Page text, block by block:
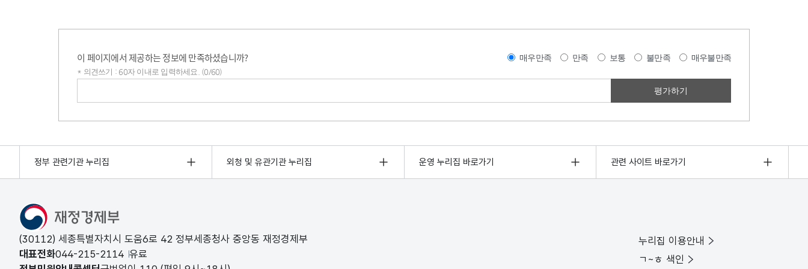
이 페이지에서 제공하는 정보에 만족하셨습니까? 매우만족 만족 보통 불만족 매우불만족
* 의견쓰기 : 60자 이내로 입력하세요. (0/60)
정부 관련기관 누리집 외청 및 유관기관 누리집 운영 누리집 바로가기 관련 사이트 바로가기
(30112) 세종특별자치시 도움6로 42 정부세종청사 중앙동 재정경제부
대표전화044-215-2114 유료
누리집 이용안내
ㄱ~ㅎ 색인